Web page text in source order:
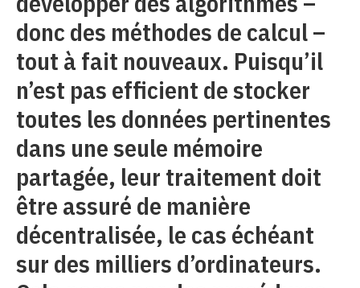
donc des méthodes de calcul –
tout à fait nouveaux. Puisqu’il
n’est pas efficient de stocker
toutes les données pertinentes
dans une seule mémoire
partagée, leur traitement doit
être assuré de manière
décentralisée, le cas échéant
sur des milliers d’ordinateurs.